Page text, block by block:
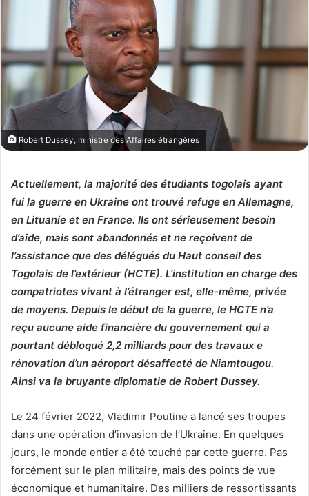
Robert Dussey, ministre des Affaires étrangères
Actuellement, la majorité des étudiants togolais ayant
fui la guerre en Ukraine ont trouvé refuge en Allemagne,
en Lituanie et en France. Ils ont sérieusement besoin
d’aide, mais sont abandonnés et ne reçoivent de
l’assistance que des délégués du Haut conseil des
Togolais de l’extérieur (HCTE). L’institution en charge des
compatriotes vivant à l’étranger est, elle-même, privée
de moyens. Depuis le début de la guerre, le HCTE n’a
reçu aucune aide financière du gouvernement qui a
pourtant débloqué 2,2 milliards pour des travaux e
rénovation d’un aéroport désaffecté de Niamtougou.
Ainsi va la bruyante diplomatie de Robert Dussey.
Le 24 février 2022, Vladimir Poutine a lancé ses troupes
dans une opération d’invasion de l’Ukraine. En quelques
jours, le monde entier a été touché par cette guerre. Pas
forcément sur le plan militaire, mais des points de vue
économique et humanitaire. Des milliers de ressortissants